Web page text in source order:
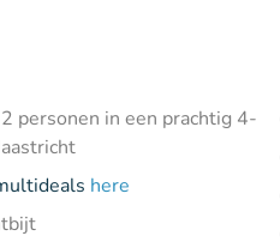
personen in een prachtig 4-
here